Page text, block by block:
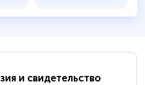
и свидетельство